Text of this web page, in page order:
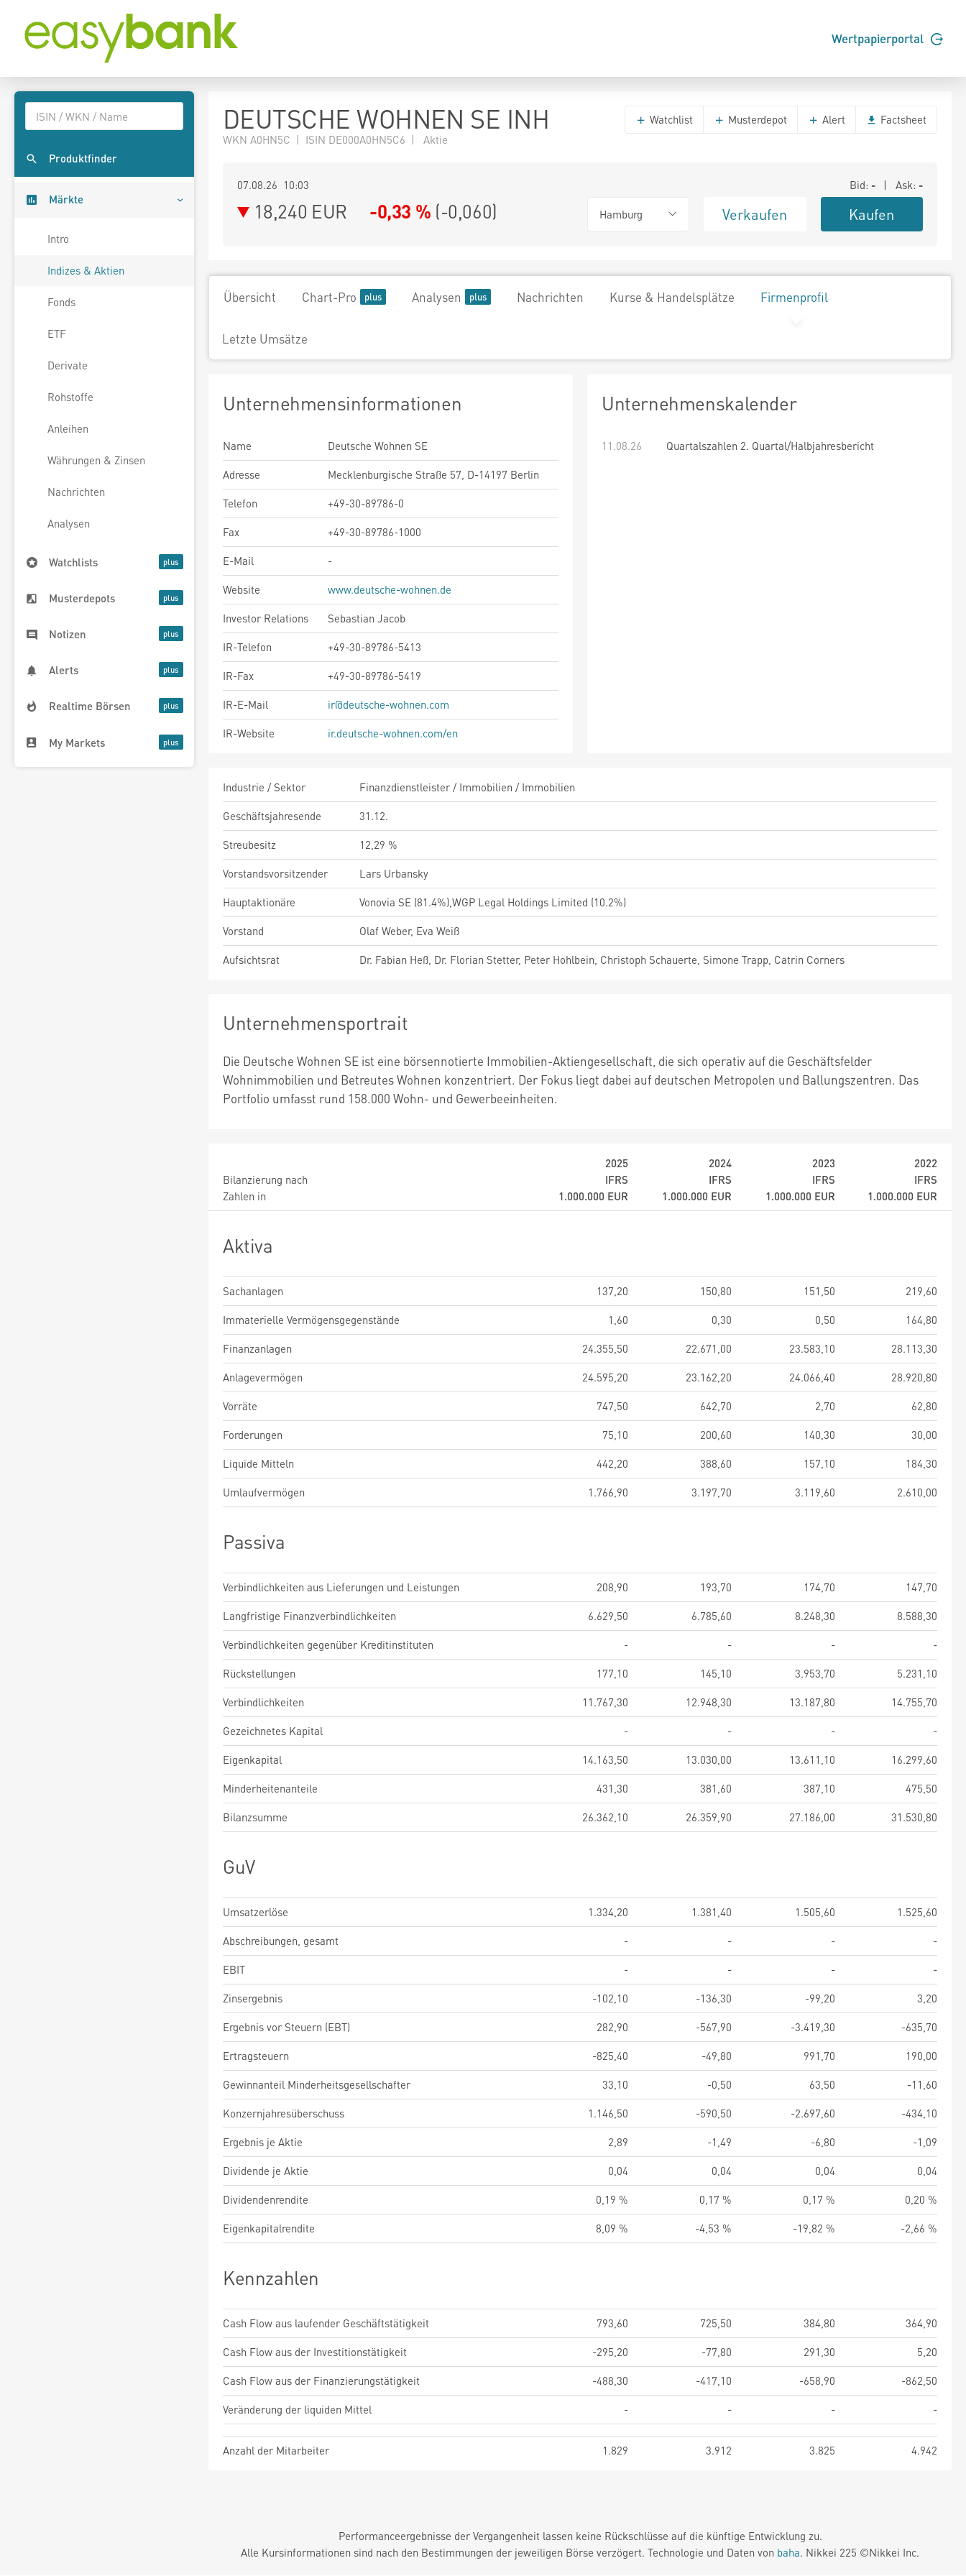
Wertpapierportal
Produktfinder
Märkte
Intro
Indizes & Aktien
Fonds
ETF
Derivate
Rohstoffe
Anleihen
Währungen & Zinsen
Nachrichten
Analysen
Watchlists
Musterdepots
Notizen
Alerts
Realtime Börsen
My Markets
DEUTSCHE WOHNEN SE INH
WKN A0HN5C | ISIN DE000A0HN5C6 | Aktie
Watchlist Musterdepot Alert Factsheet
07.08.26 10:03 Bid: - | Ask: -
18,240 EUR -0,33 % (-0,060) Hamburg Verkaufen Kaufen
Übersicht Chart-Pro Analysen Nachrichten Kurse & Handelsplätze Firmenprofil
Letzte Umsätze
Unternehmensinformationen
Name
Deutsche Wohnen SE
Adresse
Mecklenburgische Straße 57, D-14197 Berlin
Telefon
+49-30-89786-0
Fax
+49-30-89786-1000
E-Mail
-
Website
www.deutsche-wohnen.de
Investor Relations
Sebastian Jacob
IR-Telefon
+49-30-89786-5413
IR-Fax
+49-30-89786-5419
IR-E-Mail
ir@deutsche-wohnen.com
IR-Website
ir.deutsche-wohnen.com/en
Unternehmenskalender
11.08.26 Quartalszahlen 2. Quartal/Halbjahresbericht
Industrie / Sektor
Finanzdienstleister / Immobilien / Immobilien
Geschäftsjahresende
31.12.
Streubesitz
12,29 %
Vorstandsvorsitzender
Lars Urbansky
Hauptaktionäre
Vonovia SE (81.4%),WGP Legal Holdings Limited (10.2%)
Vorstand
Olaf Weber, Eva Weiß
Aufsichtsrat
Dr. Fabian Heß, Dr. Florian Stetter, Peter Hohlbein, Christoph Schauerte, Simone Trapp, Catrin Corners
Unternehmensportrait
Die Deutsche Wohnen SE ist eine börsennotierte Immobilien-Aktiengesellschaft, die sich operativ auf die Geschäftsfelder
Wohnimmobilien und Betreutes Wohnen konzentriert. Der Fokus liegt dabei auf deutschen Metropolen und Ballungszentren. Das
Portfolio umfasst rund 158.000 Wohn- und Gewerbeeinheiten.
Bilanzierung nach
Zahlen in
2025
IFRS
1.000.000 EUR
2024
IFRS
1.000.000 EUR
2023
IFRS
1.000.000 EUR
2022
IFRS
1.000.000 EUR
Aktiva
Sachanlagen 137,20 150,80 151,50
219,60
Immaterielle Vermögensgegenstände
1,60 0,30 0,50
164,80
Finanzanlagen
24.355,50 22.671,00 23.583,10
28.113,30
Anlagevermögen
24.595,20 23.162,20 24.066,40
28.920,80
Vorräte
747,50 642,70 2,70
62,80
Forderungen
75,10 200,60 140,30
30,00
Liquide Mitteln
442,20 388,60 157,10
184,30
Umlaufvermögen
1.766,90 3.197,70 3.119,60 2.610,00
Passiva
Verbindlichkeiten aus Lieferungen und Leistungen 208,90 193,70 174,70
147,70
Langfristige Finanzverbindlichkeiten
6.629,50 6.785,60 8.248,30
8.588,30
Verbindlichkeiten gegenüber Kreditinstituten
- - -
-
Rückstellungen
177,10 145,10 3.953,70
5.231,10
Verbindlichkeiten
11.767,30 12.948,30 13.187,80
14.755,70
Gezeichnetes Kapital
- - -
-
Eigenkapital
14.163,50 13.030,00 13.611,10
16.299,60
Minderheitenanteile
431,30 381,60 387,10
475,50
Bilanzsumme
26.362,10 26.359,90 27.186,00 31.530,80
GuV
Umsatzerlöse 1.334,20 1.381,40 1.505,60
1.525,60
Abschreibungen, gesamt
- - -
-
EBIT
- - -
-
Zinsergebnis
-102,10 -136,30 -99,20
3,20
Ergebnis vor Steuern (EBT)
282,90 -567,90 -3.419,30
-635,70
Ertragsteuern
-825,40 -49,80 991,70
190,00
Gewinnanteil Minderheitsgesellschafter
33,10 -0,50 63,50
-11,60
Konzernjahresüberschuss
1.146,50 -590,50 -2.697,60
-434,10
Ergebnis je Aktie
2,89 -1,49 -6,80
-1,09
Dividende je Aktie
0,04 0,04 0,04
0,04
Dividendenrendite
0,19 % 0,17 % 0,17 %
0,20 %
Eigenkapitalrendite
8,09 % -4,53 % -19,82 % -2,66 %
Kennzahlen
Cash Flow aus laufender Geschäftstätigkeit 793,60 725,50 384,80
364,90
Cash Flow aus der Investitionstätigkeit
-295,20 -77,80 291,30
5,20
Cash Flow aus der Finanzierungstätigkeit
-488,30 -417,10 -658,90
-862,50
Veränderung der liquiden Mittel
- - - -
Anzahl der Mitarbeiter 1.829 3.912 3.825 4.942
Performanceergebnisse der Vergangenheit lassen keine Rückschlüsse auf die künftige Entwicklung zu.
Alle Kursinformationen sind nach den Bestimmungen der jeweiligen Börse verzögert. Technologie und Daten von baha. Nikkei 225 ©Nikkei Inc.